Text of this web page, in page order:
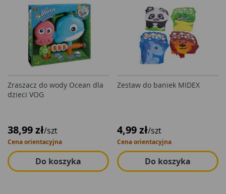
Zraszacz do wody Ocean dla
dzieci VOG
38,99 zł/szt
Cena orientacyjna
Do koszyka
Zestaw do baniek MIDEX
4,99 zł/szt
Cena orientacyjna
Do koszyka